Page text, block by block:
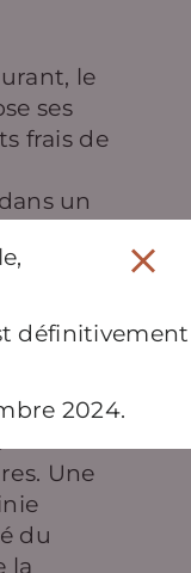
le
ses
frais de
un
la mer
de
Une
du
la
définitivement
2024.